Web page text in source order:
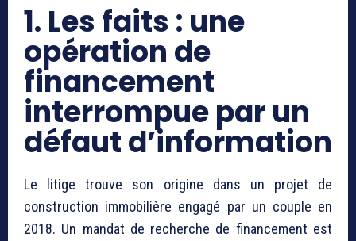
1. Les faits : une
opération de
financement
interrompue par un
défaut d’information
Le litige trouve son origine dans un projet de
construction immobilière engagé par un couple en
2018. Un mandat de recherche de financement est